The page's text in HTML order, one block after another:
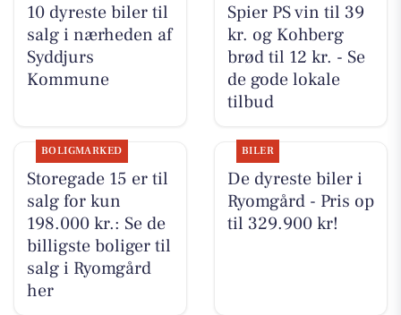
10 dyreste biler til
salg i nærheden af
Syddjurs
Kommune
Spier PS vin til 39
kr. og Kohberg
brød til 12 kr. - Se
de gode lokale
tilbud
BOLIGMARKED
Storegade 15 er til
salg for kun
198.000 kr.: Se de
billigste boliger til
salg i Ryomgård
her
BILER
De dyreste biler i
Ryomgård - Pris op
til 329.900 kr!